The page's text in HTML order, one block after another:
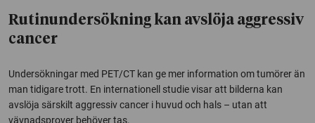
Rutinundersökning kan avslöja aggressiv
cancer
Undersökningar med PET/CT kan ge mer information om tumörer än
man tidigare trott. En internationell studie visar att bilderna kan
avslöja särskilt aggressiv cancer i huvud och hals – utan att
vävnadsprover behöver tas.